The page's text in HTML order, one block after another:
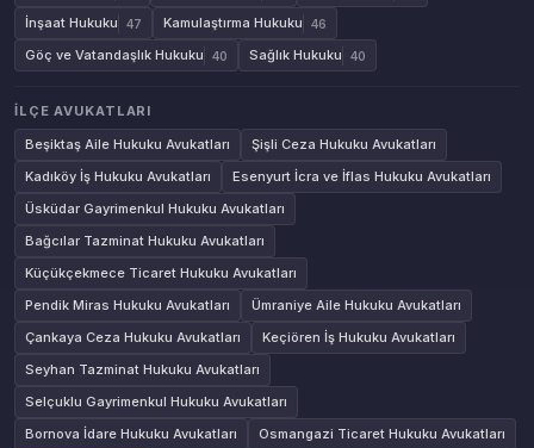
İnşaat Hukuku 47 Kamulaştırma Hukuku 46
Göç ve Vatandaşlık Hukuku 40 Sağlık Hukuku 40
İLÇE AVUKATLARI
Beşiktaş Aile Hukuku Avukatları
Şişli Ceza Hukuku Avukatları
Kadıköy İş Hukuku Avukatları
Esenyurt İcra ve İflas Hukuku Avukatları
Üsküdar Gayrimenkul Hukuku Avukatları
Bağcılar Tazminat Hukuku Avukatları
Küçükçekmece Ticaret Hukuku Avukatları
Pendik Miras Hukuku Avukatları
Ümraniye Aile Hukuku Avukatları
Çankaya Ceza Hukuku Avukatları
Keçiören İş Hukuku Avukatları
Seyhan Tazminat Hukuku Avukatları
Selçuklu Gayrimenkul Hukuku Avukatları
Bornova İdare Hukuku Avukatları
Osmangazi Ticaret Hukuku Avukatları